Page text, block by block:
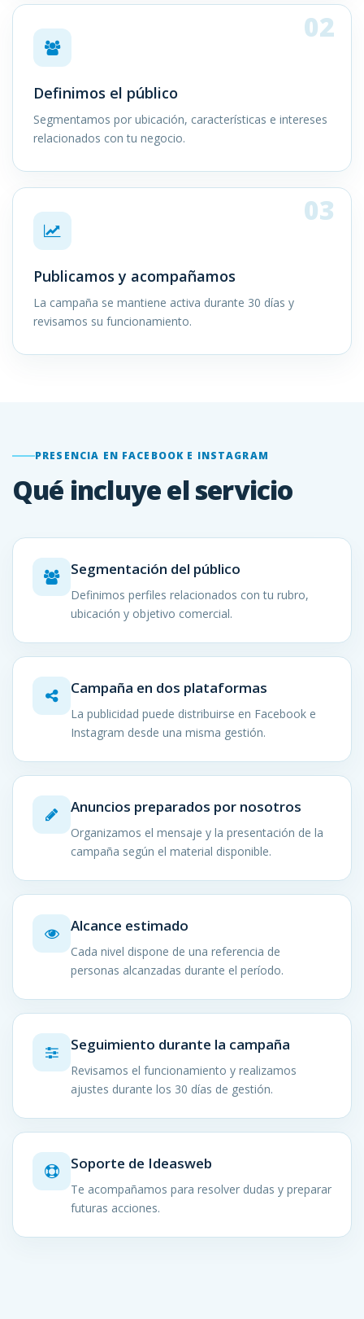
02
Definimos el público
Segmentamos por ubicación, características e intereses
relacionados con tu negocio.
03
Publicamos y acompañamos
La campaña se mantiene activa durante 30 días y
revisamos su funcionamiento.
PRESENCIA EN FACEBOOK E INSTAGRAM
Qué incluye el servicio
Segmentación del público
Definimos perfiles relacionados con tu rubro,
ubicación y objetivo comercial.
Campaña en dos plataformas
La publicidad puede distribuirse en Facebook e
Instagram desde una misma gestión.
Anuncios preparados por nosotros
Organizamos el mensaje y la presentación de la
campaña según el material disponible.
Alcance estimado
Cada nivel dispone de una referencia de
personas alcanzadas durante el período.
Seguimiento durante la campaña
Revisamos el funcionamiento y realizamos
ajustes durante los 30 días de gestión.
Soporte de Ideasweb
Te acompañamos para resolver dudas y preparar
futuras acciones.